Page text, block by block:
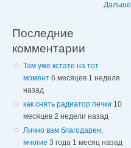
Дальше
Последние
комментарии
Там уже кстате на тот
момент 6 месяцев 1 неделя
назад
как снять радиатор печки 10
месяцев 2 недели назад
Лично вам благодарен,
многие 3 года 1 месяц назад